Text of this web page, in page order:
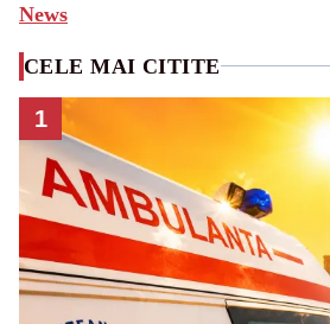
News
CELE MAI CITITE
1